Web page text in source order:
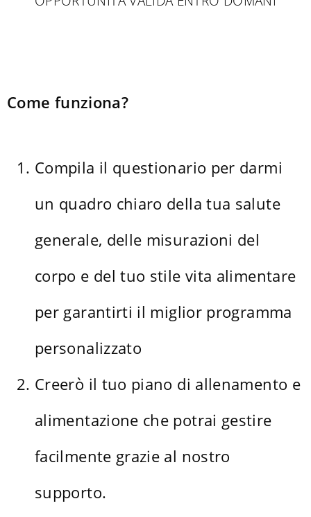
Come funziona?
Compila il questionario per darmi
un quadro chiaro della tua salute
generale, delle misurazioni del
corpo e del tuo stile vita alimentare
per garantirti il miglior programma
personalizzato
Creerò il tuo piano di allenamento e
alimentazione che potrai gestire
facilmente grazie al nostro
supporto.